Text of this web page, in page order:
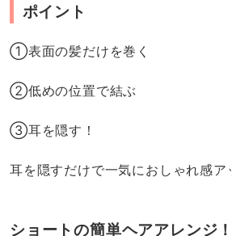
ポイント
①表面の髪だけを巻く
②低めの位置で結ぶ
③耳を隠す！
耳を隠すだけで一気におしゃれ感
ショートの簡単ヘアアレンジ！